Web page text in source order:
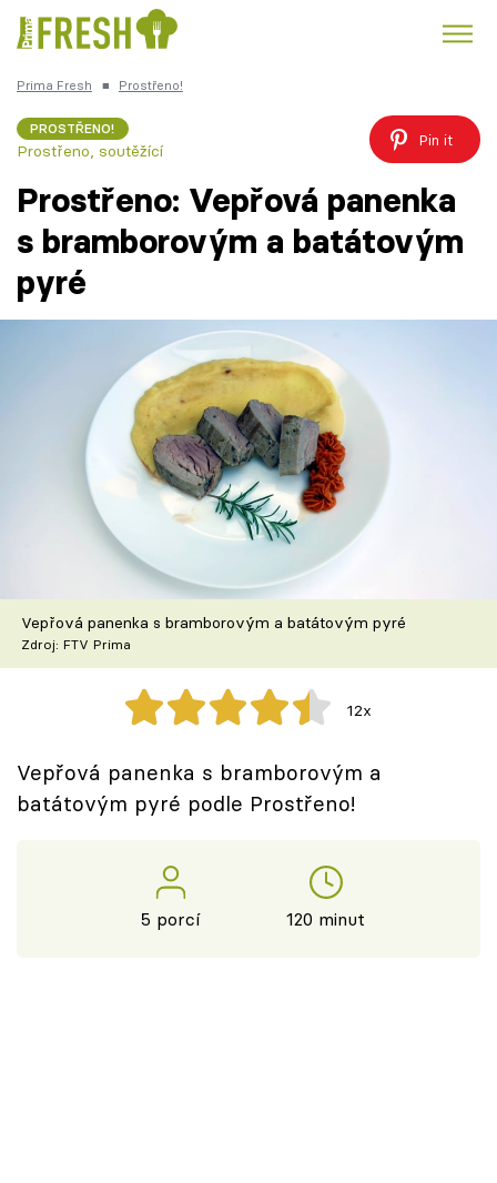
Česká kuchyně
Témata
Články
TV Program
Škola vaření
Recepty z TV
Speciál: Cuketa
Těhotnej kuchař
Přihlášení
Prima Fresh ■ Prostřeno!
PROSTŘENO!
Prostřeno, soutěžící
Pin it
Prostřeno: Vepřová panenka
s bramborovým a batátovým
pyré
Vepřová panenka s bramborovým a batátovým pyré
Zdroj: FTV Prima
12x
Vepřová panenka s bramborovým a
batátovým pyré podle Prostřeno!
5 porcí 120 minut